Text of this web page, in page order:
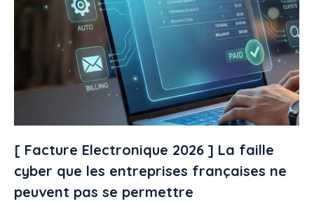
[ Facture Electronique 2026 ] La faille
cyber que les entreprises françaises ne
peuvent pas se permettre